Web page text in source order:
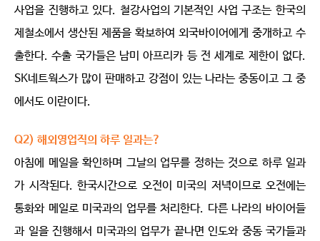
사업을 진행하고 있다. 철강사업의 기본적인 사업 구조는 한국의
제철소에서 생산된 제품을 확보하여 외국바이어에게 중개하고 수
출한다. 수출 국가들은 남미 아프리카 등 전 세계로 제한이 없다.
SK네트웍스가 많이 판매하고 강점이 있는 나라는 중동이고 그 중
에서도 이란이다.
Q2) 해외영업직의 하루 일과는?
아침에 메일을 확인하며 그날의 업무를 정하는 것으로 하루 일과
가 시작된다. 한국시간으로 오전이 미국의 저녁이므로 오전에는
통화와 메일로 미국과의 업무를 처리한다. 다른 나라의 바이어들
과 일을 진행해서 미국과의 업무가 끝나면 인도와 중동 국가들과